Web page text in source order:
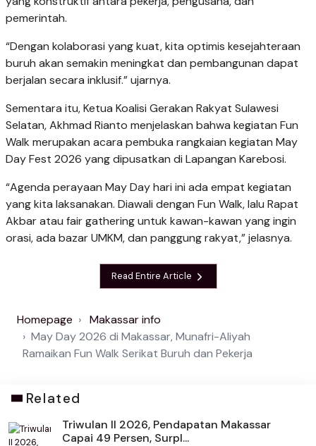
pemerintah.
“Dengan kolaborasi yang kuat, kita optimis kesejahteraan
buruh akan semakin meningkat dan pembangunan dapat
berjalan secara inklusif.” ujarnya.
Sementara itu, Ketua Koalisi Gerakan Rakyat Sulawesi
Selatan, Akhmad Rianto menjelaskan bahwa kegiatan Fun
Walk merupakan acara pembuka rangkaian kegiatan May
Day Fest 2026 yang dipusatkan di Lapangan Karebosi.
“Agenda perayaan May Day hari ini ada empat kegiatan
yang kita laksanakan. Diawali dengan Fun Walk, lalu Rapat
Akbar atau fair gathering untuk kawan-kawan yang ingin
orasi, ada bazar UMKM, dan panggung rakyat,” jelasnya.
Read Entire Article
Homepage
Makassar info
May Day 2026 di Makassar, Munafri-Aliyah
Ramaikan Fun Walk Serikat Buruh dan Pekerja
Related
Triwulan II 2026, Pendapatan Makassar
Capai 49 Persen, Surpl...